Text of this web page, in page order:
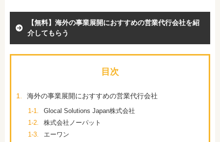
【無料】海外の事業展開におすすめの営業代行会社を紹
介してもらう
目次
1. 海外の事業展開におすすめの営業代行会社
1-1.
Glocal Solutions Japan株式会社
1-2.
株式会社ノーパット
1-3.
エーワン